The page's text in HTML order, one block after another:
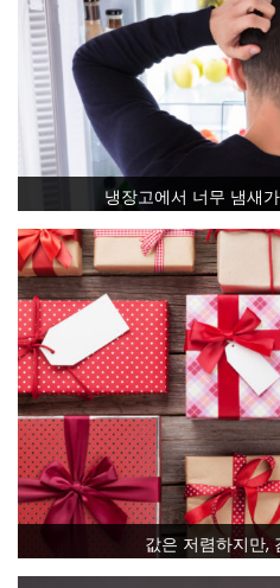
냉장고에서 너무 냄새
값은 저렴하지만,